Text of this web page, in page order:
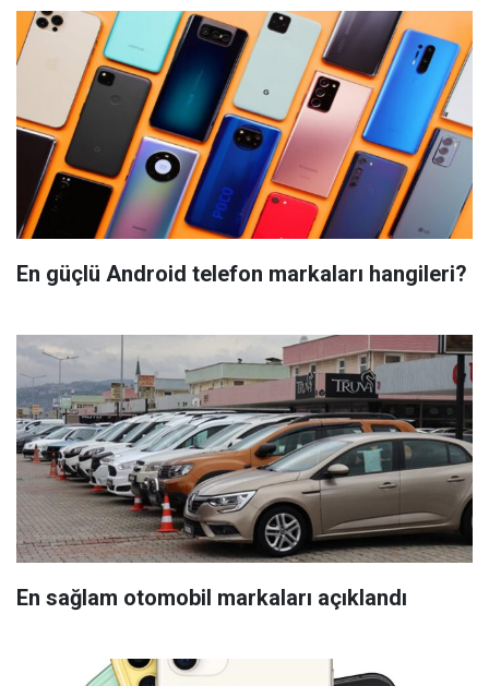
En güçlü Android telefon markaları hangileri?
En sağlam otomobil markaları açıklandı